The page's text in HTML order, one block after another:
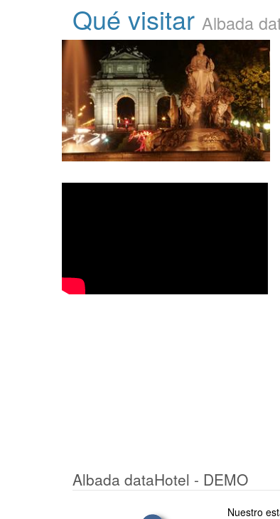
Qué visitar Albada
Albada dataHotel - DEMO
Nuestro